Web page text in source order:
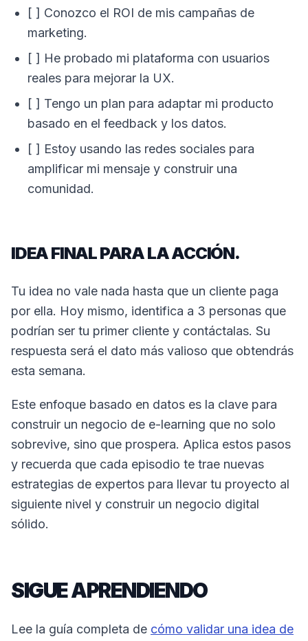
[ ] Conozco el ROI de mis campañas de
marketing.
[ ] He probado mi plataforma con usuarios
reales para mejorar la UX.
[ ] Tengo un plan para adaptar mi producto
basado en el feedback y los datos.
[ ] Estoy usando las redes sociales para
amplificar mi mensaje y construir una
comunidad.
IDEA FINAL PARA LA ACCIÓN.
Tu idea no vale nada hasta que un cliente paga
por ella. Hoy mismo, identifica a 3 personas que
podrían ser tu primer cliente y contáctalas. Su
respuesta será el dato más valioso que obtendrás
esta semana.
Este enfoque basado en datos es la clave para
construir un negocio de e-learning que no solo
sobrevive, sino que prospera. Aplica estos pasos
y recuerda que cada episodio te trae nuevas
estrategias de expertos para llevar tu proyecto al
siguiente nivel y construir un negocio digital
sólido.
SIGUE APRENDIENDO
Lee la guía completa de cómo validar una idea de